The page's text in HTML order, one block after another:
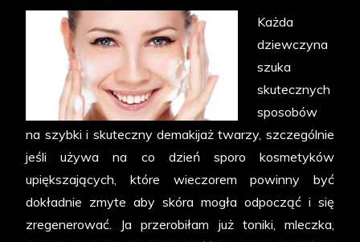
Sposoby
na
szybki
demakijaż
Każda
dziewczyna
szuka
skutecznych
sposobów
na szybki i skuteczny demakijaż twarzy, szczególnie
jeśli używa na co dzień sporo kosmetyków
upiększających, które wieczorem powinny być
dokładnie zmyte aby skóra mogła odpocząć i się
zregenerować. Ja przerobiłam już toniki, mleczka,